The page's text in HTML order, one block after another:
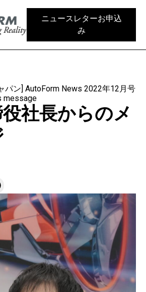
ニュースレターお申込
み
パン] AutoForm News 2022年12月号
message
社長からのメ